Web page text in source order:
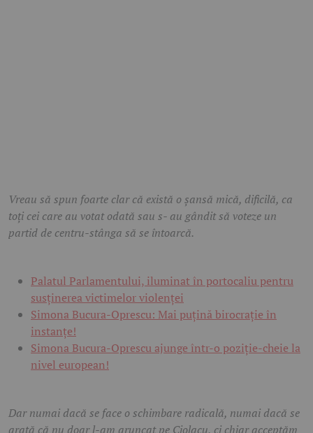
Vreau să spun foarte clar că există o șansă mică, dificilă, ca
toți cei care au votat odată sau s- au gândit să voteze un
partid de centru-stânga să se întoarcă.
Palatul Parlamentului, iluminat în portocaliu pentru
susținerea victimelor violenței
Simona Bucura-Oprescu: Mai puțină birocrație în
instanțe!
Simona Bucura-Oprescu ajunge într-o poziție-cheie la
nivel european!
Dar numai dacă se face o schimbare radicală, numai dacă se
arată că nu doar l-am aruncat pe Ciolacu, ci chiar acceptăm